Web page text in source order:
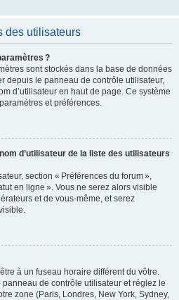
des utilisateurs
?
sont stockés dans la base de données
depuis le panneau de contrôle utilisateur,
d’utilisateur en haut de page. Ce système
et préférences.
d’utilisateur de la liste des utilisateurs
section « Préférences du forum »,
en ligne ». Vous ne serez alors visible
et de vous-même, et serez
à un fuseau horaire différent du vôtre.
de contrôle utilisateur et réglez le
zone (Paris, Londres, New York, Sydney,